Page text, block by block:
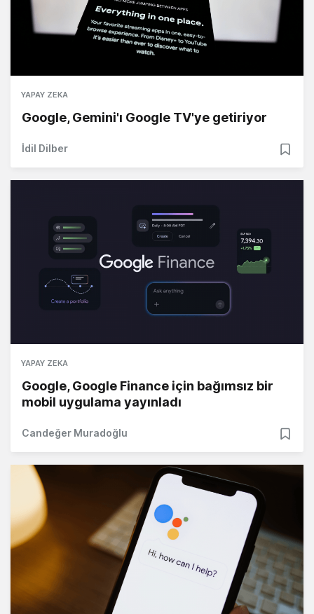
YAPAY ZEKA
Google, Gemini'ı Google TV'ye getiriyor
İdil Dilber
YAPAY ZEKA
Google, Google Finance için bağımsız bir
mobil uygulama yayınladı
Candeğer Muradoğlu